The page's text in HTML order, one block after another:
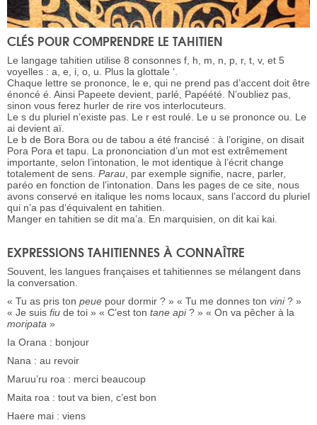
CLÉS POUR COMPRENDRE LE TAHITIEN
Le langage tahitien utilise 8 consonnes f, h, m, n, p, r, t, v, et 5
voyelles : a, e, i, o, u. Plus la glottale ‘.
Chaque lettre se prononce, le e, qui ne prend pas d’accent doit être
énoncé é. Ainsi Papeete devient, parlé, Papéété. N’oubliez pas,
sinon vous ferez hurler de rire vos interlocuteurs.
Le s du pluriel n’existe pas. Le r est roulé. Le u se prononce ou. Le
ai devient aï.
Le b de Bora Bora ou de tabou a été francisé : à l’origine, on disait
Pora Pora et tapu. La prononciation d’un mot est extrêmement
importante, selon l’intonation, le mot identique à l’écrit change
totalement de sens. Parau , par exemple signifie, nacre, parler,
paréo en fonction de l’intonation. Dans les pages de ce site, nous
avons conservé en italique les noms locaux, sans l’accord du pluriel
qui n’a pas d’équivalent en tahitien.
Manger en tahitien se dit ma’a. En marquisien, on dit kai kai.
EXPRESSIONS TAHITIENNES À CONNAÎTRE
Souvent, les langues françaises et tahitiennes se mélangent dans
la conversation.
« Tu as pris ton peue pour dormir ? » « Tu me donnes ton vini? »
« Je suis fiu de toi » « C’est ton tane api? » « On va pêcher à la
moripata »
Ia Orana : bonjour
Nana : au revoir
Maruu’ru roa : merci beaucoup
Maita roa : tout va bien, c’est bon
Haere mai : viens